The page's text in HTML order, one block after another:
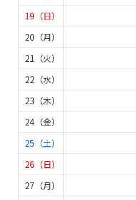
19（日）
20（月）
21（火）
22（水）
23（木）
24（金）
25（土）
26（日）
27（月）